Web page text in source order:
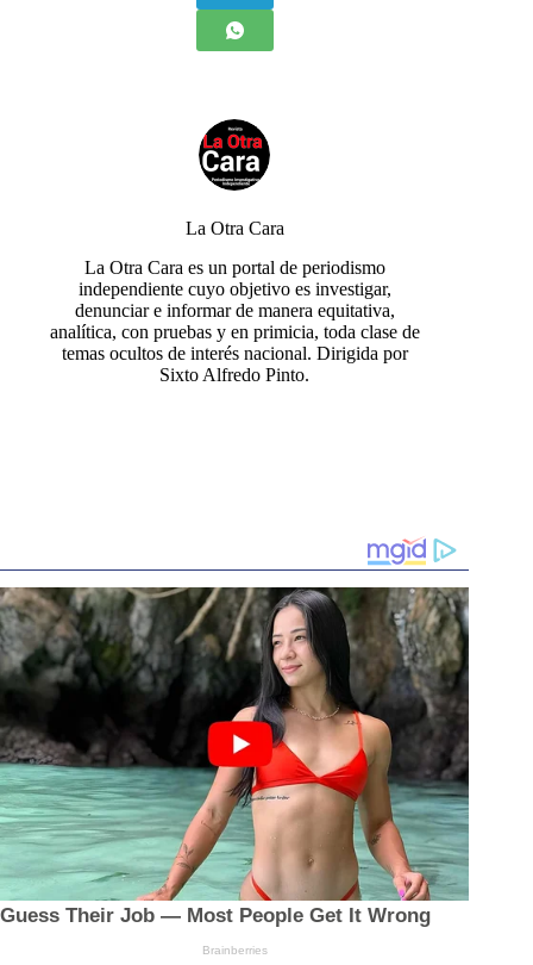
La Otra Cara
La Otra Cara es un portal de periodismo
independiente cuyo objetivo es investigar,
denunciar e informar de manera equitativa,
analítica, con pruebas y en primicia, toda clase de
temas ocultos de interés nacional. Dirigida por
Sixto Alfredo Pinto.